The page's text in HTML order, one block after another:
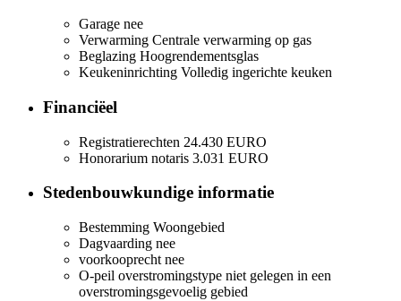
Garage nee
Verwarming Centrale verwarming op gas
Beglazing Hoogrendementsglas
Keukeninrichting Volledig ingerichte keuken
Financiëel
Registratierechten 24.430 EURO
Honorarium notaris 3.031 EURO
Stedenbouwkundige informatie
Bestemming Woongebied
Dagvaarding nee
voorkooprecht nee
O-peil overstromingstype niet gelegen in een
overstromingsgevoelig gebied